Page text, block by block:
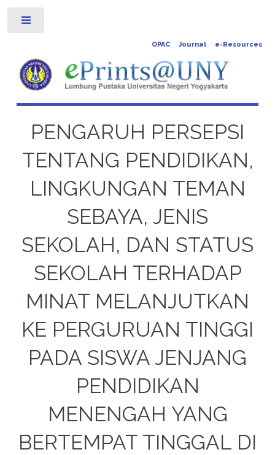
OPAC Journal e-Resources
PENGARUH PERSEPSI
TENTANG PENDIDIKAN,
LINGKUNGAN TEMAN
SEBAYA, JENIS
SEKOLAH, DAN STATUS
SEKOLAH TERHADAP
MINAT MELANJUTKAN
KE PERGURUAN TINGGI
PADA SISWA JENJANG
PENDIDIKAN
MENENGAH YANG
BERTEMPAT TINGGAL DI